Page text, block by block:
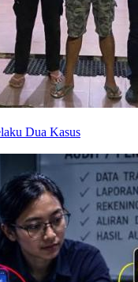
Dua Kasus